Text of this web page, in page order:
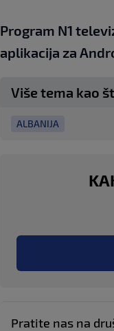
Program N1
aplikacija za An
Više tema kao
ALBANIJA
Pratite nas na